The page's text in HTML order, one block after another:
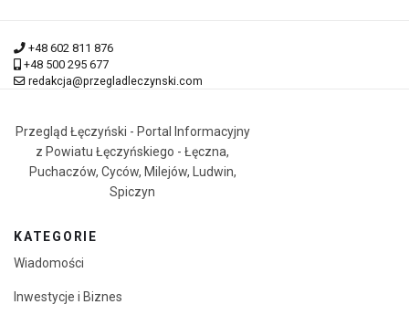
+48 602 811 876
+48 500 295 677
redakcja@przegladleczynski.com
Przegląd Łęczyński - Portal Informacyjny
z Powiatu Łęczyńskiego - Łęczna,
Puchaczów, Cyców, Milejów, Ludwin,
Spiczyn
KATEGORIE
Wiadomości
Inwestycje i Biznes